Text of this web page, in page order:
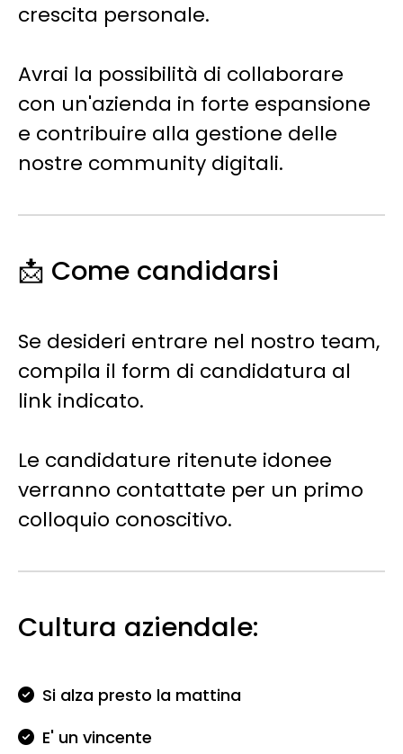
crescita personale.
Avrai la possibilità di collaborare
con un'azienda in forte espansione
e contribuire alla gestione delle
nostre community digitali.
📩 Come candidarsi
Se desideri entrare nel nostro team,
compila il form di candidatura al
link indicato.
Le candidature ritenute idonee
verranno contattate per un primo
colloquio conoscitivo.
Cultura aziendale:
Si alza presto la mattina
E' un vincente